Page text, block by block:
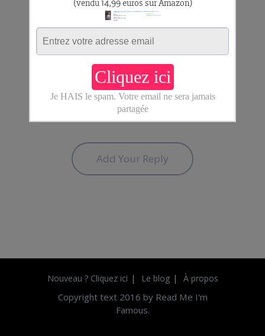
Aurélien
Reply
Add Your Reply
Nouveau ? Cliquez ici Le blog À propos
Copyright text 2016 by Read Me I'm
Famous.